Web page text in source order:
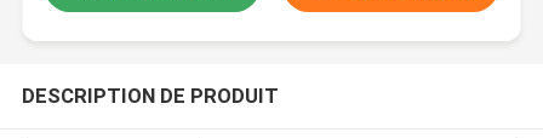
DESCRIPTION DE PRODUIT